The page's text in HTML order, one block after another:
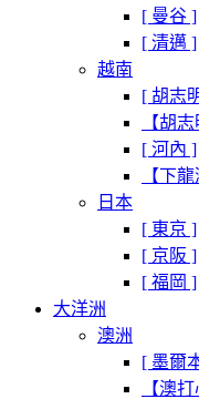
[ 曼谷 ]
[ 清邁 ]
越南
[ 胡志
【胡
[ 河內 ]
【下
日本
[ 東京 ]
[ 京阪 ]
[ 福岡 ]
大洋洲
澳洲
[ 墨爾
【澳